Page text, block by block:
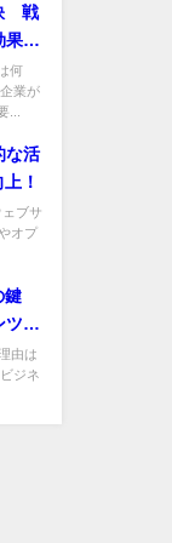
戦
果測
何
業が
...
な活
！
ブサ
オプ
鍵
ツ、
略
由は
ジネ